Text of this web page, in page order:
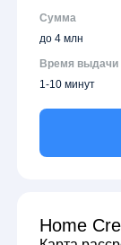
Сумма
до 4 млн
Время выдачи
1-10 минут
Home